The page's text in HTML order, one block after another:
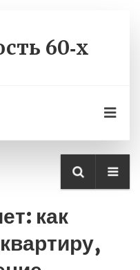
60‑х
как